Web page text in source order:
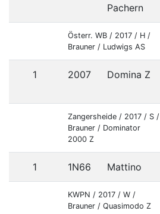
Pachern
Österr. WB / 2017 / H /
Brauner / Ludwigs AS
1 2007 Domina Z
Zangersheide / 2017 / S /
Brauner / Dominator
2000 Z
1 1N66 Mattino
KWPN / 2017 / W /
Brauner / Quasimodo Z